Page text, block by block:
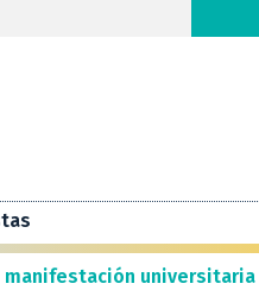
manifestación universitaria